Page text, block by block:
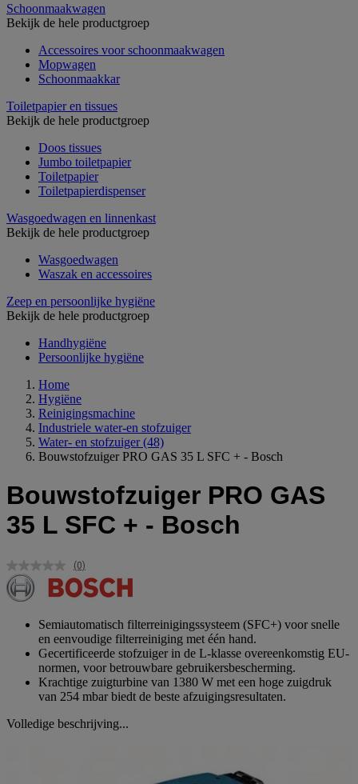
Schoonmaakwagen
Bekijk de hele productgroep
Accessoires voor schoonmaakwagen
Mopwagen
Schoonmaakkar
Toiletpapier en tissues
Bekijk de hele productgroep
Doos tissues
Jumbo toiletpapier
Toiletpapier
Toiletpapierdispenser
Wasgoedwagen en linnenkast
Bekijk de hele productgroep
Wasgoedwagen
Waszak en accessoires
Zeep en persoonlijke hygiëne
Bekijk de hele productgroep
Handhygiëne
Persoonlijke hygiëne
Home
Hygiëne
Reinigingsmachine
Industriele water-en stofzuiger
Water- en stofzuiger (48)
Bouwstofzuiger PRO GAS 35 L SFC + - Bosch
Bouwstofzuiger PRO GAS
35 L SFC + - Bosch
Geen
scorewaarde.
Dezelfde
(0)
Semiautomatisch filterreinigingssysteem (SFC+) voor snelle
en eenvoudige filterreiniging met één hand.
Gecertificeerde stofzuiger in de L-klasse overeenkomstig EU-
normen, voor betrouwbare gebruikersbescherming.
Krachtige zuigturbine van 1380 W met een hoge zuigdruk
van 254 mbar biedt de beste afzuigingsresultaten.
Volledige beschrijving...